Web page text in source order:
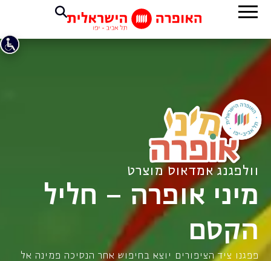
וולפגנג אמדאוס מוצרט
מיני אופרה – חליל
הקסם
פפגנו ציד הציפורים יוצא בחיפוש אחר הנסיכה פמינה אל